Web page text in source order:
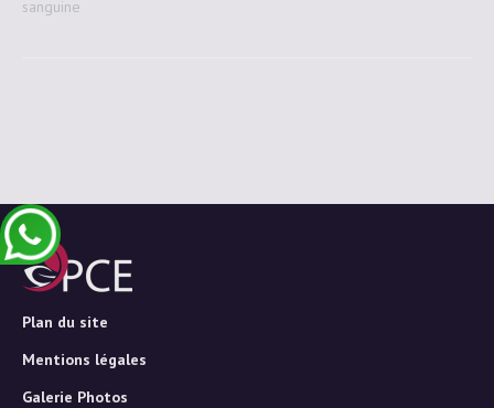
sanguine
Plan du site
Mentions légales
Galerie Photos